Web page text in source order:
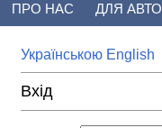
ПРО НАС ДЛЯ
Українською English
Вхід